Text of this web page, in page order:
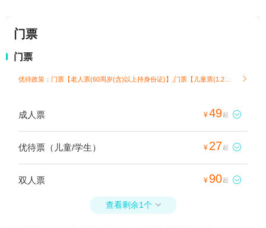
门票
门票

成人票 ¥49起 
优待票（儿童/学生） ¥ 27起 
双人票 ¥ 90起 
查看剩余1个 